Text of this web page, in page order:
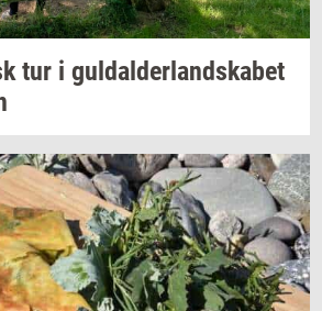
tur i gul­dal­der­land­ska­bet